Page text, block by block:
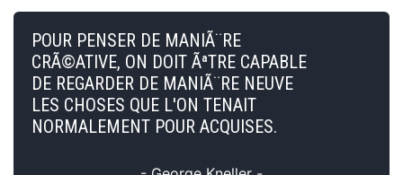
POUR PENSER DE MANIÃ¨RE
CRÃ©ATIVE, ON DOIT ÃªTRE CAPABLE
DE REGARDER DE MANIÃ¨RE NEUVE
LES CHOSES QUE L'ON TENAIT
NORMALEMENT POUR ACQUISES.